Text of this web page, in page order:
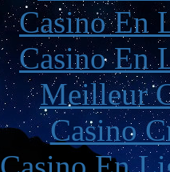
Casino En
Casino En
Meilleur
Casino